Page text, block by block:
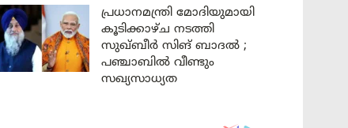
പ്രധാനമന്ത്രി മോദിയുമായി
കൂടിക്കാഴ്ച നടത്തി
സുഖ്ബീർ സിങ് ബാദൽ ;
പഞ്ചാബിൽ വീണ്ടും
സഖ്യസാധ്യത